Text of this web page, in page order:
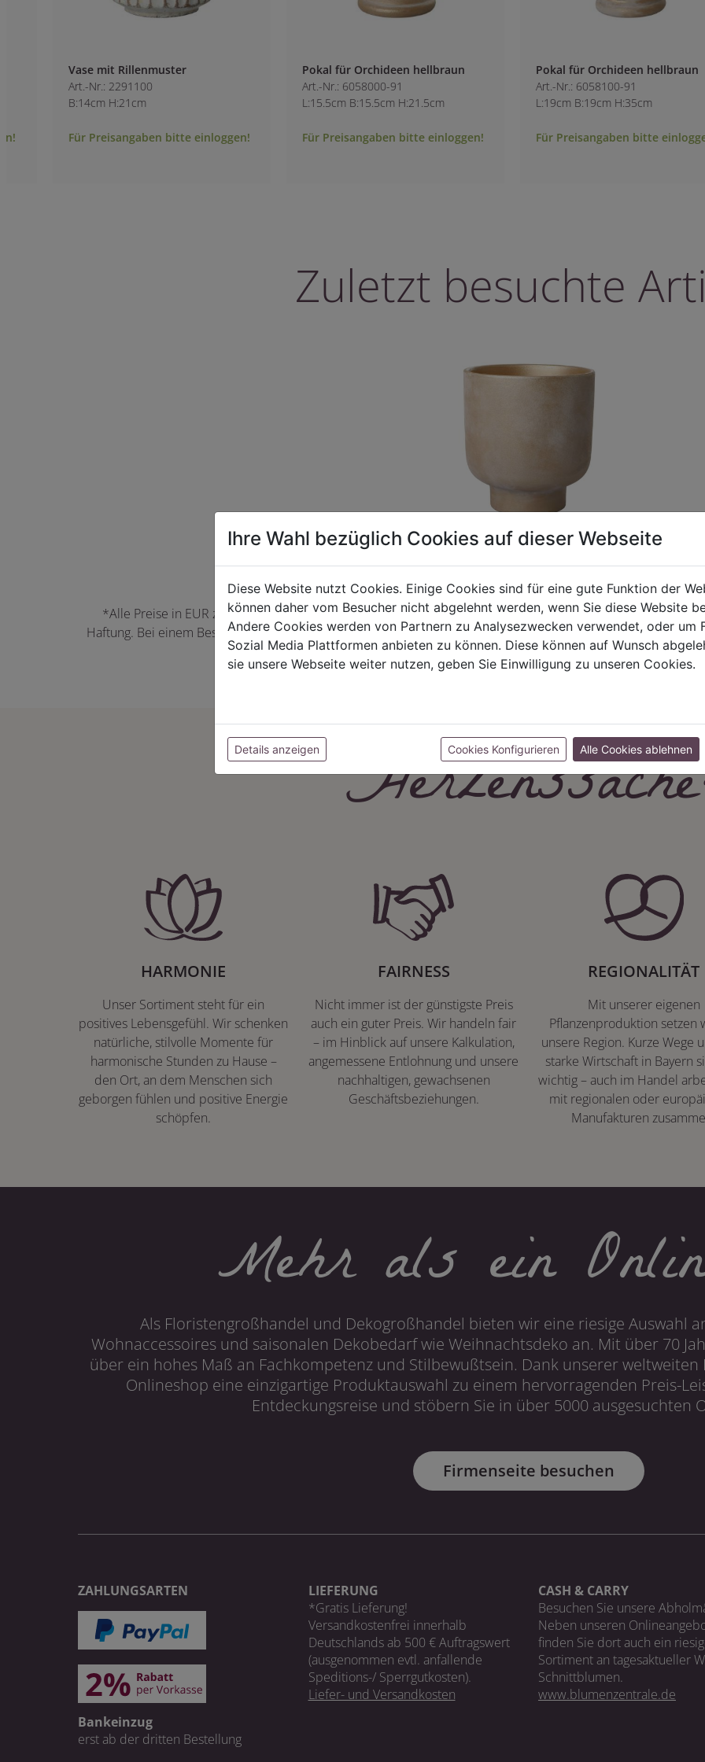
Vase mit Rillenmuster
Art.-Nr.: 2291100
B:14cm H:21cm
Für Preisangaben bitte einloggen!
Pokal für Orchideen hellbraun
Art.-Nr.: 6058000-91
L:15.5cm B:15.5cm H:21.5cm
Für Preisangaben bitte einloggen!
Pokal für Orchideen hellbraun
Art.-Nr.: 6058100-91
L:19cm B:19cm H:35cm
Für Preisangaben bitte einloggen!
Zuletzt besuchte
*Alle Preise in EUR zzgl. der jeweils gültigen Mehrwertsteuer und Versandkosten. Für Irrtümer und
Haftung. Bei einem Bestellwert unter 50,00 EUR behalten wir uns die Berechnung eines
können Farbabweichungen zwischen der Bildschirmdarstellung und dem
HARMONIE
Unser Sortiment steht für ein
positives Lebensgefühl. Wir schenken
natürliche, stilvolle Momente für
harmonische Stunden zu Hause –
den Ort, an dem Menschen sich
geborgen fühlen und positive Energie
schöpfen.
FAIRNESS
Nicht immer ist der günstigste Preis
auch ein guter Preis. Wir handeln fair
– im Hinblick auf unsere Kalkulation,
angemessene Entlohnung und unsere
nachhaltigen, gewachsenen
Geschäftsbeziehungen.
REGIONALITÄT
Mit unserer eigenen
Pflanzenproduktion setzen
unsere Region. Kurze Wege
starke Wirtschaft in Bayern
wichtig – auch im Handel
mit regionalen oder
Manufakturen
Mehr als ein
Als Floristengroßhandel und Dekogroßhandel bieten wir eine riesige Auswahl
Wohnaccessoires und saisonalen Dekobedarf wie Weihnachtsdeko an. Mit über 70
über ein hohes Maß an Fachkompetenz und Stilbewußtsein. Dank unserer
Onlineshop eine einzigartige Produktauswahl zu einem hervorragenden Preis-
Entdeckungsreise und stöbern Sie in über 5000 ausgesuchten
Firmenseite besuchen
ZAHLUNGSARTEN
Bankeinzug
erst ab der dritten Bestellung
LIEFERUNG
*Gratis Lieferung!
Versandkostenfrei innerhalb
Deutschlands ab 500 € Auftragswert
(ausgenommen evtl. anfallende
Speditions-/ Sperrgutkosten).
Liefer- und Versandkosten
CASH & CARRY
Besuchen Sie unsere
Neben unseren
finden Sie dort auch ein
Sortiment an tagesaktueller
Schnittblumen.
www.blumenzentrale.de
Ihre Wahl bezüglich Cookies auf dieser Webseite
Diese Website nutzt Cookies. Einige Cookies sind für eine gute Funktion der
können daher vom Besucher nicht abgelehnt werden, wenn Sie diese Website
Andere Cookies werden von Partnern zu Analysezwecken verwendet, oder um
Sozial Media Plattformen anbieten zu können. Diese können auf Wunsch
sie unsere Webseite weiter nutzen, geben Sie Einwilligung zu unseren Cookies.
Details anzeigen Cookies Konfigurieren Alle Cookies ablehnen